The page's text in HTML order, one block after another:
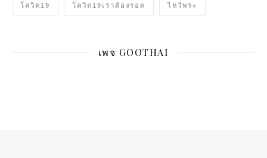
โควิด19 โควิด19เราต้องรอด ไหว้พระ
เพจ GOOTHAI